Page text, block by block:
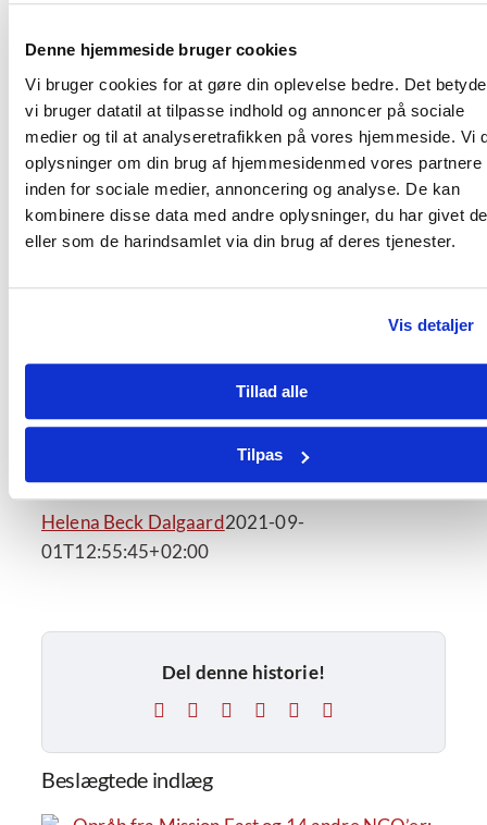
Denne hjemmeside bruger cookies
Vi bruger cookies for at gøre din oplevelse bedre. Det
vi bruger datatil at tilpasse indhold og annoncer på sociale
medier og til at analyseretrafikken på vores hjemmeside. Vi
oplysninger om din brug af hjemmesidenmed vores partnere
inden for sociale medier, annoncering og analyse. De kan
kombinere disse data med andre oplysninger, du har givet
eller som de harindsamlet via din brug af deres tjenester.
Vis detaljer
Tillad alle
Tilpas
stemme online. Af tekniske årsager bedes tilmelding
den 20. september 2021.
Send os din tilmelding snarest muligt på e-mail
admin@missioneast.org eller ring til os på
telefonnummer: 3961 2048.
Tid:
Torsdag, den 23. september 2021 kl. 19.00-21.00
2690 Karlslunde
Helena Beck Dalgaard2021-09-
01T12:55:45+02:00
Del denne historie!
Facebook LinkedInTumblrPinterest
Beslægtede indlæg